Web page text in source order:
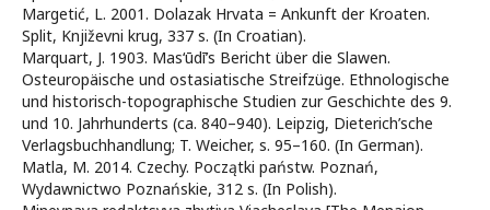
Margetić, L. 2001. Dolazak Hrvata = Ankunft der Kroaten.
Split, Književni krug, 337 s. (In Croatian).
Marquart, J. 1903. Mas‘ūdī’s Bericht über die Slawen.
Osteuropäische und ostasiatische Streifzüge. Ethnologische
und historisch-topographische Studien zur Geschichte des 9.
und 10. Jahrhunderts (ca. 840–940). Leipzig, Dieterich’sche
Verlagsbuchhandlung; T. Weicher, s. 95–160. (In German).
Matla, M. 2014. Czechy. Początki państw. Poznań,
Wydawnictwo Poznańskie, 312 s. (In Polish).